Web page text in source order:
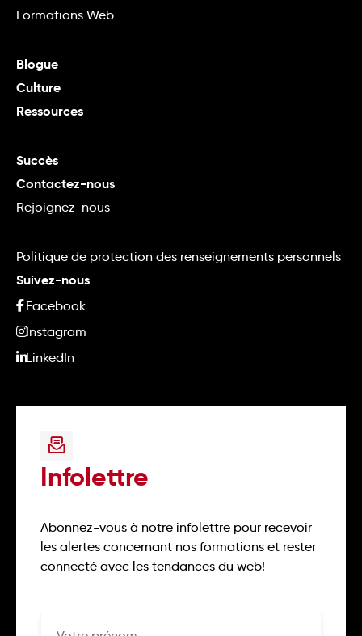
Formations Web
Blogue
Culture
Ressources
Succès
Contactez-nous
Rejoignez-nous
Politique de protection des renseignements personnels
Suivez-nous
Facebook
Instagram
LinkedIn
Infolettre
Abonnez-vous à notre infolettre pour recevoir
les alertes concernant nos formations et rester
connecté avec les tendances du web!